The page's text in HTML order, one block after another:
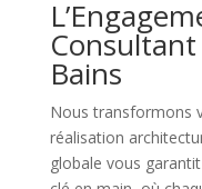
Bains
Nous transformons
réalisation
globale vous